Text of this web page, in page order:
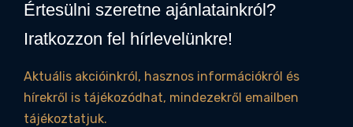
Értesülni szeretne ajánlatainkról?
Iratkozzon fel hírlevelünkre!
Aktuális akcióinkról, hasznos információkról és
hírekről is tájékozódhat, mindezekről emailben
tájékoztatjuk.